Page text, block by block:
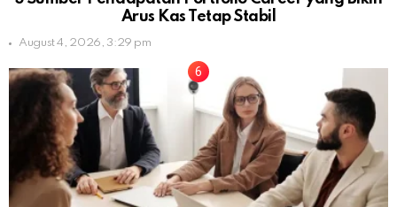
Arus Kas Tetap Stabil
August 4, 2026, 3:29 pm